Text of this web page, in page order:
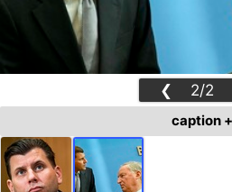
❮ 2/2
caption +